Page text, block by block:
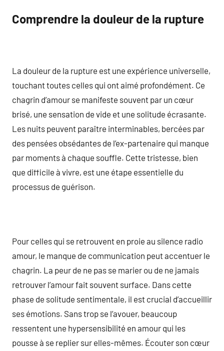
Comprendre la douleur de la rupture
La douleur de la rupture est une expérience universelle,
touchant toutes celles qui ont aimé profondément. Ce
chagrin d’amour se manifeste souvent par un cœur
brisé, une sensation de vide et une solitude écrasante.
Les nuits peuvent paraître interminables, bercées par
des pensées obsédantes de l’ex-partenaire qui manque
par moments à chaque souffle. Cette tristesse, bien
que difficile à vivre, est une étape essentielle du
processus de guérison.
Pour celles qui se retrouvent en proie au silence radio
amour, le manque de communication peut accentuer le
chagrin. La peur de ne pas se marier ou de ne jamais
retrouver l’amour fait souvent surface. Dans cette
phase de solitude sentimentale, il est crucial d’accueillir
ses émotions. Sans trop se l’avouer, beaucoup
ressentent une hypersensibilité en amour qui les
pousse à se replier sur elles-mêmes. Écouter son cœur